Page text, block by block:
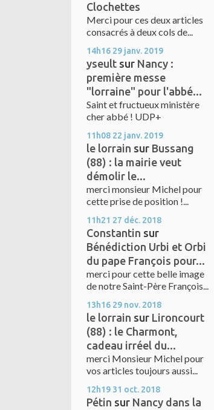
Clochettes
Merci pour ces deux articles
consacrés à deux cols de...
14h16 29 janv. 2019
yseult sur Nancy :
première messe
"lorraine" pour l'abbé...
Saint et fructueux ministère
cher abbé ! UDP+
11h08 22 janv. 2019
le lorrain sur Bussang
(88) : la mairie veut
démolir le...
merci monsieur Michel pour
cette prise de position !...
11h21 27 déc. 2018
Constantin sur
Bénédiction Urbi et Orbi
du pape François pour...
merci pour cette belle image
de notre Saint-Père François...
13h16 29 nov. 2018
le lorrain sur Lironcourt
(88) : le Charmont,
cadeau irréel du...
merci Monsieur Michel pour
vos articles toujours aussi...
12h19 31 oct. 2018
Pétin sur Nancy dans la